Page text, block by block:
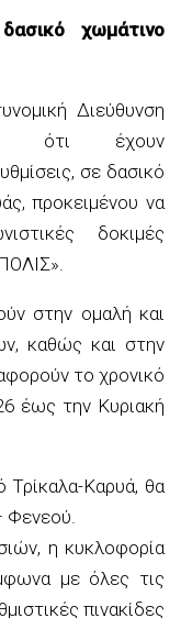
δασικό χωμάτινο
Διεύθυνση
ότι έχουν
σε δασικό
, προκειμένου να
δοκιμές
στην ομαλή και
καθώς και στην
ορούν το χρονικό
έως την Κυριακή
Καρυά, θα
Φενεού
η κυκλοφορία
με όλες τις
πινακίδες